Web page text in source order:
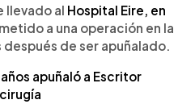
llevado al Hospital Eire, en
a una operación en la
de ser apuñalado.
apuñaló a Escritor